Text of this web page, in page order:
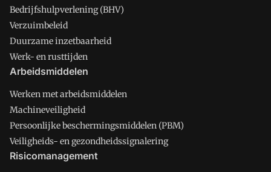
Bedrijfshulpverlening (BHV)
Verzuimbeleid
Duurzame inzetbaarheid
Werk- en rusttijden
Arbeidsmiddelen
Werken met arbeidsmiddelen
Machineveiligheid
Persoonlijke beschermingsmiddelen (PBM)
Veiligheids- en gezondheidssignalering
Risicomanagement